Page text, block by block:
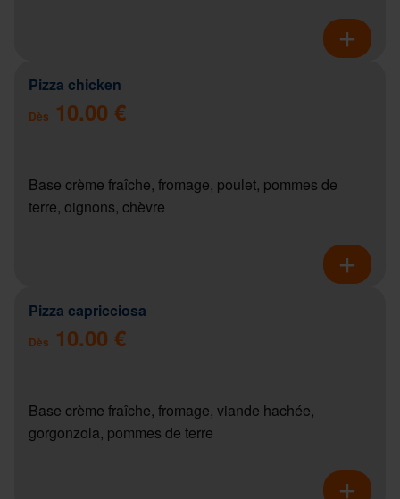
Pizza chicken
Dès 10.00 €
Base crème fraîche, fromage, poulet, pommes de
terre, oignons, chèvre
Pizza capricciosa
Dès 10.00 €
Base crème fraîche, fromage, viande hachée,
gorgonzola, pommes de terre